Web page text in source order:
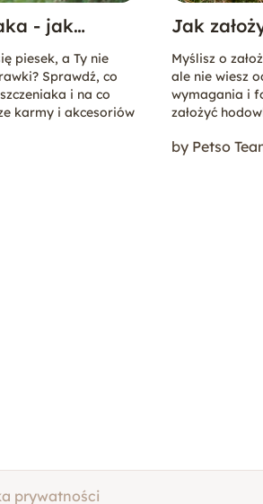
- jak
dni
piesek, a Ty nie
Sprawdź, co
i na co
karmy i akcesoriów
Jak
Poradnik
Myślisz o
ale nie wiesz
wymagania i
założyć
by Petso
prywatności